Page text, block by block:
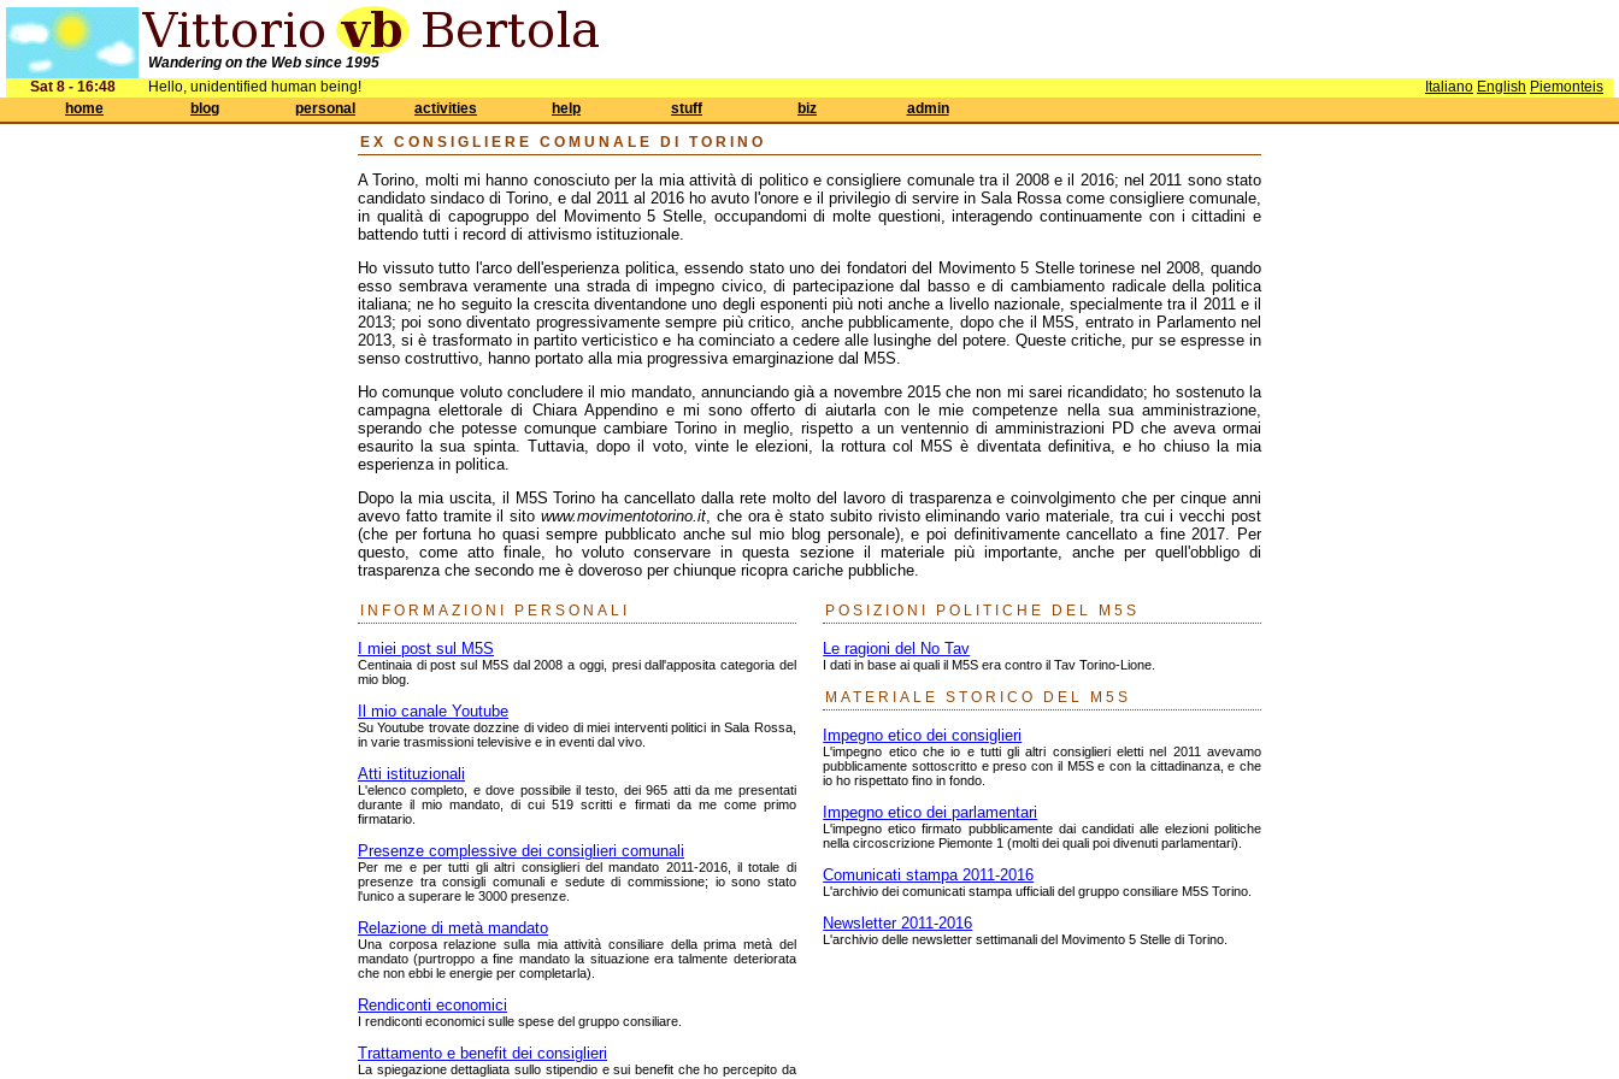
Wandering on the Web since 1995
Sat 8 - 16:48
Hello, unidentified human being! Italiano English Piemonteis
home
blog personal activities help stuff biz
admin
EX CONSIGLIERE COMUNALE DI TORINO
A Torino, molti mi hanno conosciuto per la mia attività di politico e consigliere comunale tra il 2008 e il 2016; nel 2011 sono stato
candidato sindaco di Torino, e dal 2011 al 2016 ho avuto l'onore e il privilegio di servire in Sala Rossa come consigliere comunale,
in qualità di capogruppo del Movimento 5 Stelle, occupandomi di molte questioni, interagendo continuamente con i cittadini e
battendo tutti i record di attivismo istituzionale.
Ho vissuto tutto l'arco dell'esperienza politica, essendo stato uno dei fondatori del Movimento 5 Stelle torinese nel 2008, quando
esso sembrava veramente una strada di impegno civico, di partecipazione dal basso e di cambiamento radicale della politica
italiana; ne ho seguito la crescita diventandone uno degli esponenti più noti anche a livello nazionale, specialmente tra il 2011 e il
2013; poi sono diventato progressivamente sempre più critico, anche pubblicamente, dopo che il M5S, entrato in Parlamento nel
2013, si è trasformato in partito verticistico e ha cominciato a cedere alle lusinghe del potere. Queste critiche, pur se espresse in
senso costruttivo, hanno portato alla mia progressiva emarginazione dal M5S.
Ho comunque voluto concludere il mio mandato, annunciando già a novembre 2015 che non mi sarei ricandidato; ho sostenuto la
campagna elettorale di Chiara Appendino e mi sono offerto di aiutarla con le mie competenze nella sua amministrazione,
sperando che potesse comunque cambiare Torino in meglio, rispetto a un ventennio di amministrazioni PD che aveva ormai
esaurito la sua spinta. Tuttavia, dopo il voto, vinte le elezioni, la rottura col M5S è diventata definitiva, e ho chiuso la mia
esperienza in politica.
Dopo la mia uscita, il M5S Torino ha cancellato dalla rete molto del lavoro di trasparenza e coinvolgimento che per cinque anni
avevo fatto tramite il sito www.movimentotorino.it, che ora è stato subito rivisto eliminando vario materiale, tra cui i vecchi post
(che per fortuna ho quasi sempre pubblicato anche sul mio blog personale), e poi definitivamente cancellato a fine 2017. Per
questo, come atto finale, ho voluto conservare in questa sezione il materiale più importante, anche per quell'obbligo di
trasparenza che secondo me è doveroso per chiunque ricopra cariche pubbliche.
INFORMAZIONI PERSONALI
I miei post sul M5S
Centinaia di post sul M5S dal 2008 a oggi, presi dall'apposita categoria del
mio blog.
Il mio canale Youtube
Su Youtube trovate dozzine di video di miei interventi politici in Sala Rossa,
in varie trasmissioni televisive e in eventi dal vivo.
Atti istituzionali
L'elenco completo, e dove possibile il testo, dei 965 atti da me presentati
durante il mio mandato, di cui 519 scritti e firmati da me come primo
firmatario.
Presenze complessive dei consiglieri comunali
Per me e per tutti gli altri consiglieri del mandato 2011-2016, il totale di
presenze tra consigli comunali e sedute di commissione; io sono stato
l'unico a superare le 3000 presenze.
Relazione di metà mandato
Una corposa relazione sulla mia attività consiliare della prima metà del
mandato (purtroppo a fine mandato la situazione era talmente deteriorata
che non ebbi le energie per completarla).
Rendiconti economici
I rendiconti economici sulle spese del gruppo consiliare.
Trattamento e benefit dei consiglieri
La spiegazione dettagliata sullo stipendio e sui benefit che ho percepito da
POSIZIONI POLITICHE DEL M5S
Le ragioni del No Tav
I dati in base ai quali il M5S era contro il Tav Torino-Lione.
MATERIALE STORICO DEL M5S
Impegno etico dei consiglieri
L'impegno etico che io e tutti gli altri consiglieri eletti nel 2011 avevamo
pubblicamente sottoscritto e preso con il M5S e con la cittadinanza, e che
io ho rispettato fino in fondo.
Impegno etico dei parlamentari
L'impegno etico firmato pubblicamente dai candidati alle elezioni politiche
nella circoscrizione Piemonte 1 (molti dei quali poi divenuti parlamentari).
Comunicati stampa 2011-2016
L'archivio dei comunicati stampa ufficiali del gruppo consiliare M5S Torino.
Newsletter 2011-2016
L'archivio delle newsletter settimanali del Movimento 5 Stelle di Torino.